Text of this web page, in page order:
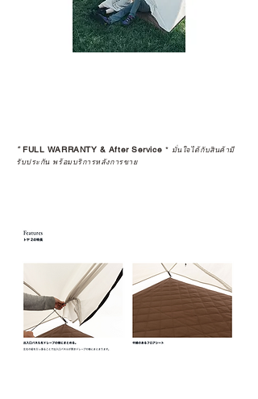
*FULL WARRANTY & After Service * มั่นใจได้กับสินค้ามี
รับประกัน พร้อมบริการหลังการขาย